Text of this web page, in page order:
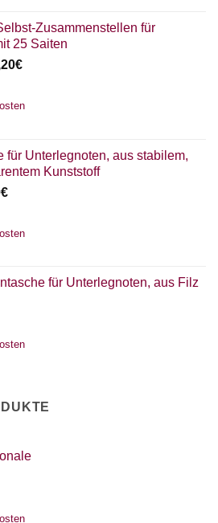
Zusammenstellen für
25 Saiten
€
für Unterlegnoten, aus stabilem,
Kunststoff
€
für Unterlegnoten, aus Filz